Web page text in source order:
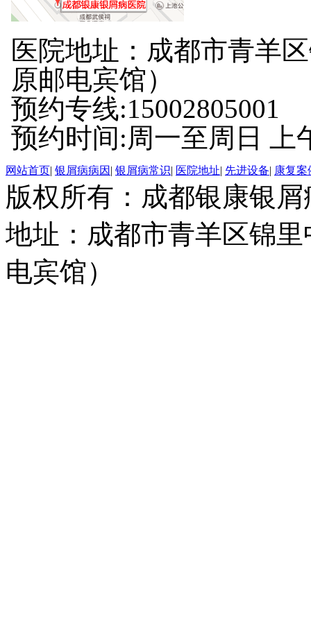
医院地址：成都市青羊
原邮电宾馆）
预约专线:15002805001
预约时间:周一至周日 上
网站首页| 银屑病病因 | 银屑病常识| 医院地址| 先进设备| 康复案
版权所有：成都银康银
地址：成都市青羊区锦
电宾馆）